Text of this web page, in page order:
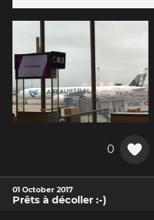
0
01 October 2017
Prêts à décoller :-)